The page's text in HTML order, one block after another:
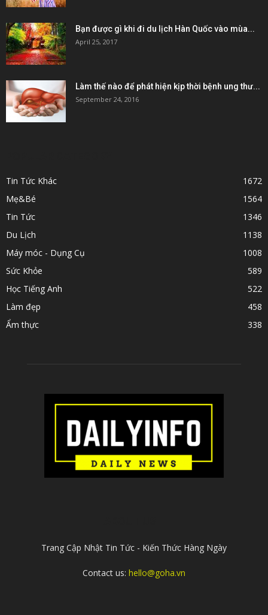
Bạn được gì khi đi du lịch Hàn Quốc vào mùa...
April 25, 2017
Làm thế nào để phát hiện kịp thời bệnh ung thư...
September 24, 2016
Tin Tức Khác
1672
Mẹ&Bé
1564
Tin Tức
1346
Du Lịch
1138
Máy móc - Dụng Cụ
1008
Sức Khỏe
589
Học Tiếng Anh
522
Làm đẹp
458
Ẩm thực
338
Trang Cập Nhật Tin Tức - Kiến Thức Hàng Ngày
Contact us: hello@goha.vn